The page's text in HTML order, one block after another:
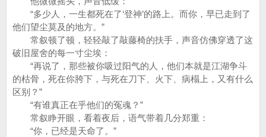
“多少人，一生都死在了‘登神’的路上。而你，早已走到了
他们望尘莫及的地方。”
常叙顿了顿，轻轻敲了敲藤椅的扶手，声音仿佛穿透了这
破旧屋舍的每一寸尘埃：
“再说了，那些被你吸过阳气的人，他们本就是江湖争斗
的枯骨，死在你胯下，与死在刀下、火下、病榻上，又有什么
区别？”
“有谁真正在乎他们的冤魂？”
常叙睁开眼，看着夜后，语气带着几分郑重：
“你，已经是天命了。”